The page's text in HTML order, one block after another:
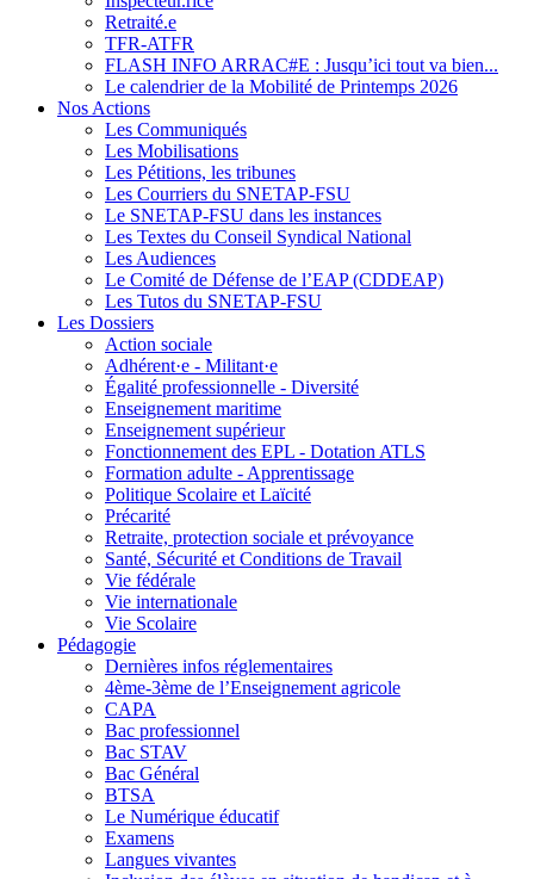
Retraité.e
TFR-ATFR
FLASH INFO ARRAC#E : Jusqu’ici tout va bien...
Le calendrier de la Mobilité de Printemps 2026
Nos Actions
Les Communiqués
Les Mobilisations
Les Pétitions, les tribunes
Les Courriers du SNETAP-FSU
Le SNETAP-FSU dans les instances
Les Textes du Conseil Syndical National
Les Audiences
Le Comité de Défense de l’EAP (CDDEAP)
Les Tutos du SNETAP-FSU
Les Dossiers
Action sociale
Adhérent·e - Militant·e
Égalité professionnelle - Diversité
Enseignement maritime
Enseignement supérieur
Fonctionnement des EPL - Dotation ATLS
Formation adulte - Apprentissage
Politique Scolaire et Laïcité
Précarité
Retraite, protection sociale et prévoyance
Santé, Sécurité et Conditions de Travail
Vie fédérale
Vie internationale
Vie Scolaire
Pédagogie
Dernières infos réglementaires
4ème-3ème de l’Enseignement agricole
CAPA
Bac professionnel
Bac STAV
Bac Général
BTSA
Le Numérique éducatif
Examens
Langues vivantes